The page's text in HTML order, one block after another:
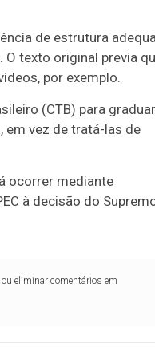
de estrutura
texto original previa
por exemplo.
(CTB) para graduar
em vez de tratá-las de
ocorrer mediante
à decisão do
eliminar comentários em